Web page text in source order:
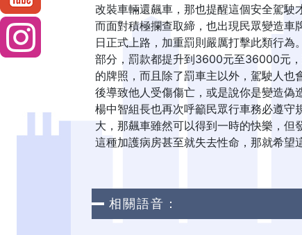
改裝車輛還飆車，那也提醒這個安全駕駛
而面對積極攔查取締，也出現民眾變造
日正式上路，加重罰則嚴厲打擊此類行
部分，罰款都提升到3600元至36000元
的牌照，而且除了罰車主以外，駕駛人
後導致他人受傷傷亡，或是說你是變造偽
楊中智組長也再次呼籲民眾行車務必遵
大，那飆車雖然可以得到一時的快樂，
這種加護病房甚至就失去性命，那就希望
相關語音：